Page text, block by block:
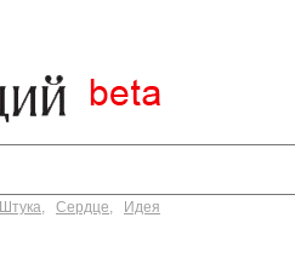
Штука, Сердце, Идея